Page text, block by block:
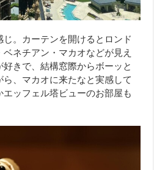
。カーテンを開けるとロンド
ネチアン・マカオなどが見え
きで、結構窓際からボーッと
、マカオに来たなと実感して
ッフェル塔ビューのお部屋も